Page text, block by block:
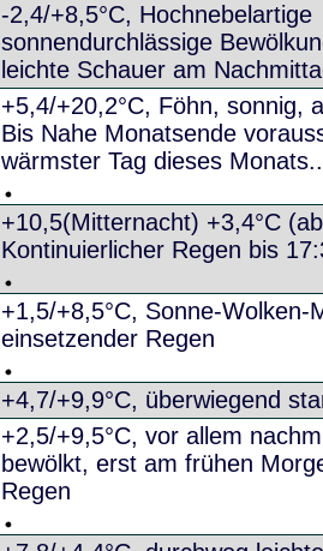
-2,4/+8,5°C, Hochnebelartige
sonnendurchlässige
leichte Schauer am
+5,4/+20,2°C, Föhn, sonnig,
Bis Nahe Monatsende
wärmster Tag dieses
+10,5(Mitternacht) +3,4°C
Kontinuierlicher Regen bis
+1,5/+8,5°C, Sonne-Wolken-
einsetzender Regen
+4,7/+9,9°C, überwiegend
+2,5/+9,5°C, vor allem
bewölkt, erst am frühen
Regen